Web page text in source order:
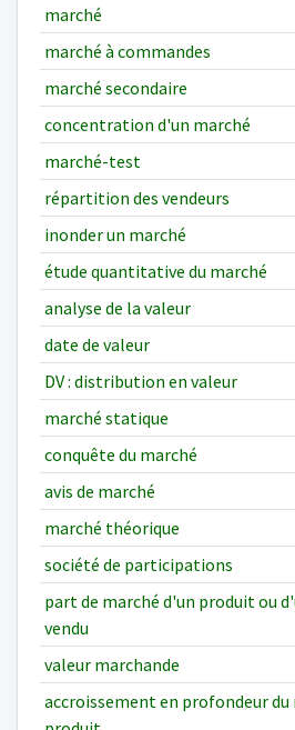
marché
marché à commandes
marché secondaire
concentration d'un marché
marché-test
répartition des vendeurs
inonder un marché
étude quantitative du marché
analyse de la valeur
date de valeur
DV : distribution en valeur
marché statique
conquête du marché
avis de marché
marché théorique
société de participations
part de marché d'un produit ou
vendu
valeur marchande
accroissement en profondeur du